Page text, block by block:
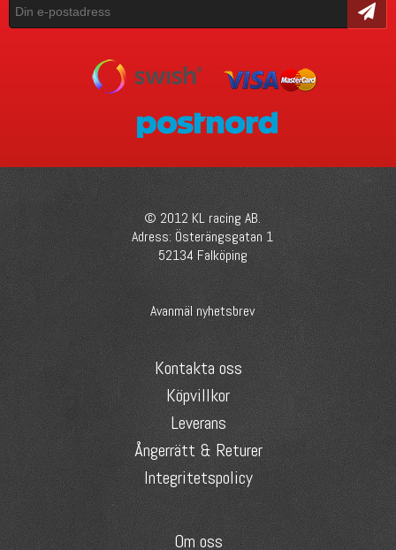
Skicka
© 2012 KL racing AB.
Adress: Österängsgatan 1
52134 Falköping
Avanmäl nyhetsbrev
Kontakta oss
Köpvillkor
Leverans
Ångerrätt & Returer
Integritetspolicy
Om oss